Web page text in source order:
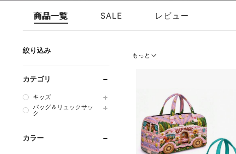
商品一覧 SALE レビュー
絞り込み
カテゴリ
キッズ
バッグ＆リュックサッ
ク
カラー
もっと